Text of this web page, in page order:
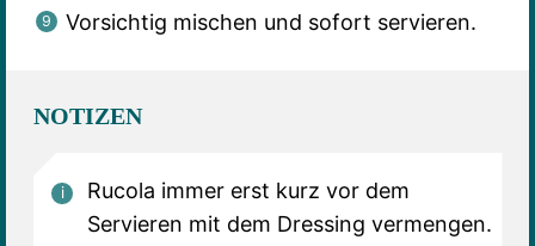
Vorsichtig mischen und sofort servieren.
NOTIZEN
Rucola immer erst kurz vor dem
Servieren mit dem Dressing vermengen.